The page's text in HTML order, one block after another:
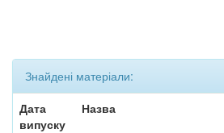
Знайдені матеріали:
Дата
випуску
Назва